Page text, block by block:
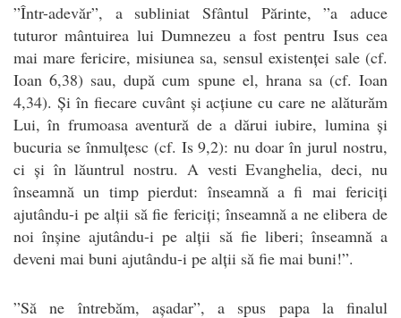
”Într-adevăr”, a subliniat Sfântul Părinte, ”a aduce
tuturor mântuirea lui Dumnezeu a fost pentru Isus cea
mai mare fericire, misiunea sa, sensul existenței sale (cf.
Ioan 6,38) sau, după cum spune el, hrana sa (cf. Ioan
4,34). Și în fiecare cuvânt și acțiune cu care ne alăturăm
Lui, în frumoasa aventură de a dărui iubire, lumina și
bucuria se înmulțesc (cf. Is 9,2): nu doar în jurul nostru,
ci și în lăuntrul nostru. A vesti Evanghelia, deci, nu
înseamnă un timp pierdut: înseamnă a fi mai fericiți
ajutându-i pe alții să fie fericiți; înseamnă a ne elibera de
noi înșine ajutându-i pe alții să fie liberi; înseamnă a
deveni mai buni ajutându-i pe alții să fie mai buni!”.
”Să ne întrebăm, așadar”, a spus papa la finalul